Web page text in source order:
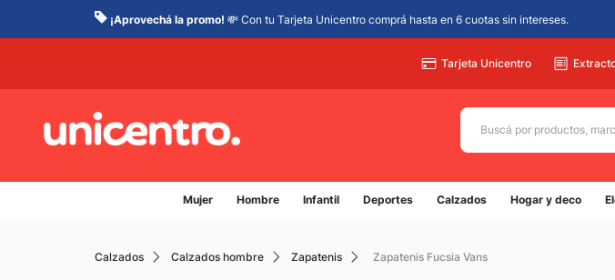
¡Aprovechá la promo! 💸 Con tu Tarjeta Unicentro comprá hasta en 6 cuotas sin intereses.
Tarjeta Unicentro
Buscá por
Mujer Hombre Infantil Deportes Calzados Hogar y deco
Calzados Calzados hombre Zapatenis Zapatenis Fucsia Vans
Términos más buscados